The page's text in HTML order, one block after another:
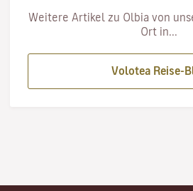
Weitere Artikel zu Olbia von
Ort in...
Volotea Reise-